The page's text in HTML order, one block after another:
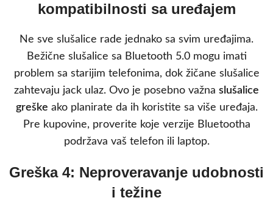
kompatibilnosti sa uređajem
Ne sve slušalice rade jednako sa svim uređajima.
Bežične slušalice sa Bluetooth 5.0 mogu imati
problem sa starijim telefonima, dok žičane slušalice
zahtevaju jack ulaz. Ovo je posebno važna slušalice
greške ako planirate da ih koristite sa više uređaja.
Pre kupovine, proverite koje verzije Bluetootha
podržava vaš telefon ili laptop.
Greška 4: Neproveravanje udobnosti
i težine